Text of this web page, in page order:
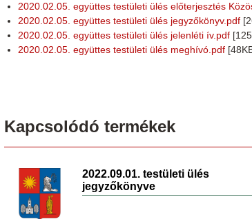
2020.02.05. együttes testületi ülés előterjesztés
2020.02.05. együttes testületi ülés jegyzőkönyv.pdf
2020.02.05. együttes testületi ülés jelenléti ív.pdf
2020.02.05. együttes testületi ülés meghívó.pdf
Kapcsolódó termékek
2022.09.01. testületi ülés
jegyzőkönyve